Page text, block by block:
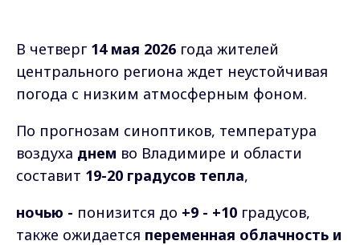
В четверг 14 мая 2026 года жителей
центрального региона ждет неустойчивая
погода с низким атмосферным фоном.
По прогнозам синоптиков, температура
воздуха днем во Владимире и области
составит 19-20 градусов тепла,
ночью - понизится до +9 - +10 градусов,
также ожидается переменная облачность и